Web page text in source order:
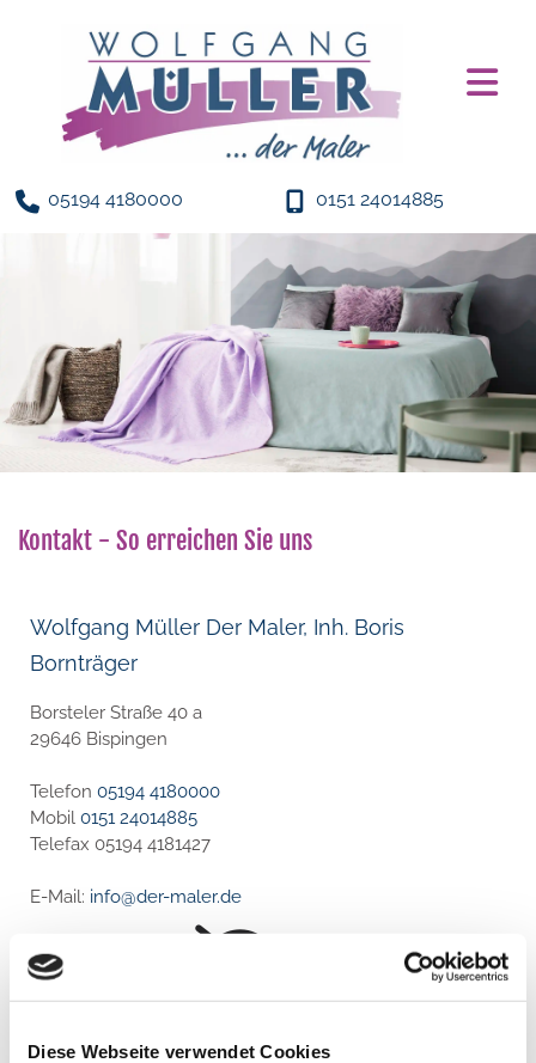
Diese Webseite verwendet Cookies
05194 4180000 0151 24014885
Kontakt - So erreichen Sie uns
Wolfgang Müller Der Maler, Inh. Boris
Bornträger
Borsteler Straße 40 a
29646 Bispingen
Telefon 05194 4180000
Mobil 0151 24014885
Telefax 05194 4181427
E-Mail: info@der-maler.de
um diese Karte anzuzeigen.